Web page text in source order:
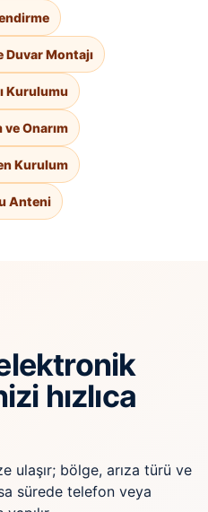
Duvar Montajı
Kurulumu
ve Onarım
Kurulum
Anteni
hızlıca
ulaşır; bölge, arıza türü ve
sürede telefon veya